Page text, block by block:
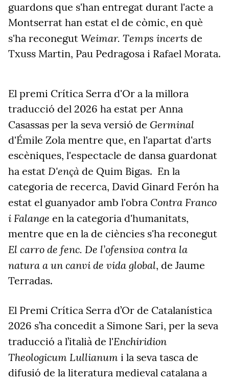
guardons que s'han entregat durant l'acte a
Montserrat han estat el de còmic, en què
s'ha reconegut Weimar. Temps incerts de
Txuss Martin, Pau Pedragosa i Rafael Morata.
El premi Crítica Serra d'Or a la millora
traducció del 2026 ha estat per Anna
Casassas per la seva versió de Germinal
d'Émile Zola mentre que, en l'apartat d'arts
escèniques, l'espectacle de dansa guardonat
ha estat D'ençà de Quim Bigas. En la
categoria de recerca, David Ginard Ferón ha
estat el guanyador amb l'obra Contra Franco
i Falange en la categoria d'humanitats,
mentre que en la de ciències s'ha reconegut
El carro de fenc. De l’ofensiva contra la
natura a un canvi de vida global, de Jaume
Terradas.
El Premi Crítica Serra d’Or de Catalanística
2026 s’ha concedit a Simone Sari, per la seva
traducció a l’italià de l'Enchiridion
Theologicum Lullianum i la seva tasca de
difusió de la literatura medieval catalana a